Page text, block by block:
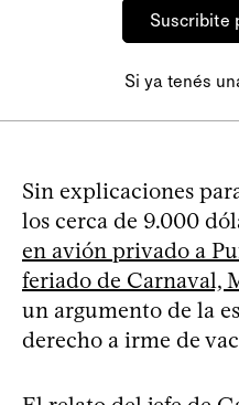
Suscribite
Si ya tenés
Sin explicaciones
los cerca de 9.000
en avión privado a
feriado de Carnaval,
un argumento de la
derecho a irme de